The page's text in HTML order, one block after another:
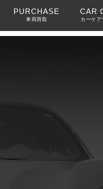
PURCHASE
車両買取
CAR
カーケア